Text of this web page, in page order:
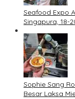
Seafood Expo
Singapura, 18-
Sophie Sang
Besar Laksa